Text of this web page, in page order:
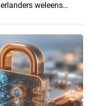
weleens
2026, het
onderzoek &